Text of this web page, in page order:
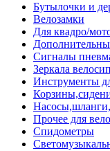
Бутылочки и
Велозамки
Для квадро/
Сигналы
Зеркала
Инструменты
Прочее для
Спидометры